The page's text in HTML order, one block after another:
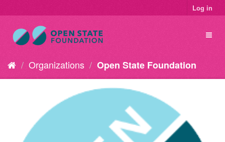
Log in
Organizations Open State Foundation